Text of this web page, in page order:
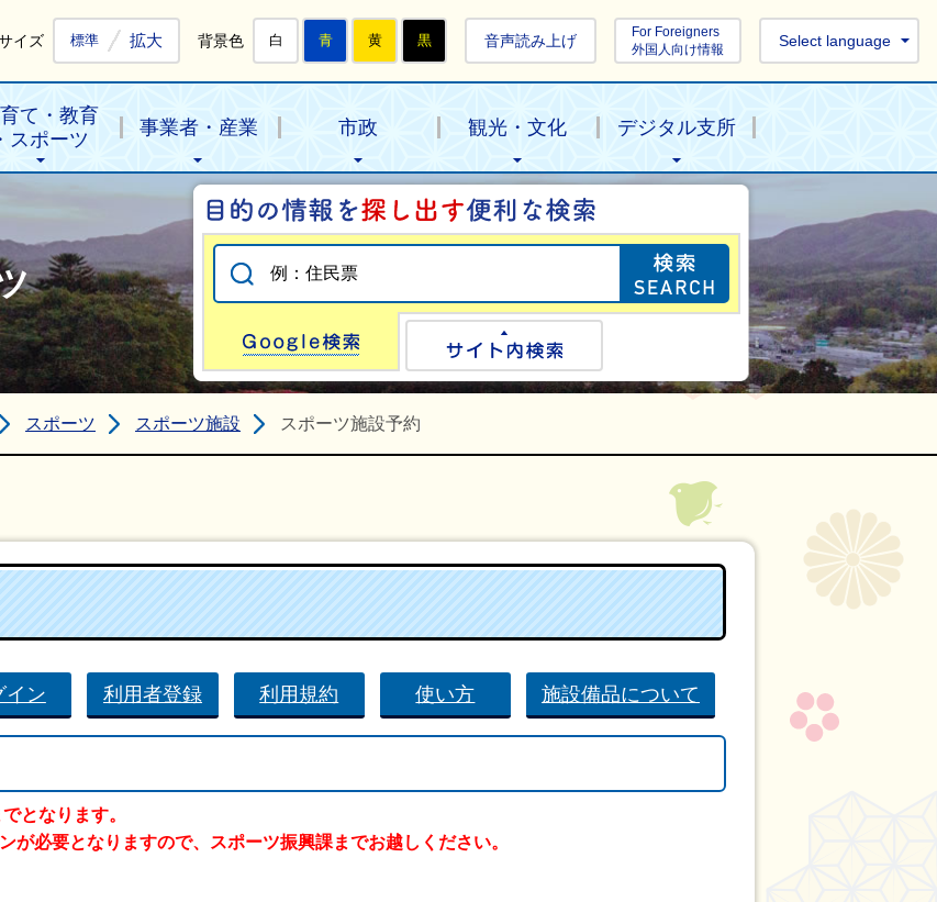
イズ 標準 拡大 背景色 白 青 黄 黒 音声読み上げ
For Foreigners
外国人向け情報
Select language
て・教育
スポーツ
事業者・産業 市政 観光・文化 デジタル支所
目的の情報を探
Google検索
スポーツ スポーツ施設 スポーツ施設予約
イン 利用者登録 利用規約 使い方 施設備品について
となります。
が必要となりますので、スポーツ振興課までお越しください。